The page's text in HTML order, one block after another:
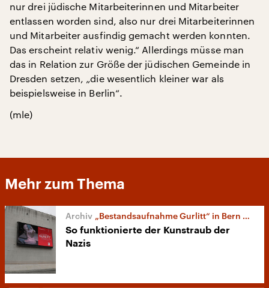
nur drei jüdische Mitarbeiterinnen und Mitarbeiter
entlassen worden sind, also nur drei Mitarbeiterinnen
und Mitarbeiter ausfindig gemacht werden konnten.
Das erscheint relativ wenig.“ Allerdings müsse man
das in Relation zur Größe der jüdischen Gemeinde in
Dresden setzen, „die wesentlich kleiner war als
beispielsweise in Berlin“.
(mle)
Mehr zum Thema
„Bestandsaufnahme Gurlitt“ in Bern und Bonn
So funktionierte der Kunstraub der
Nazis